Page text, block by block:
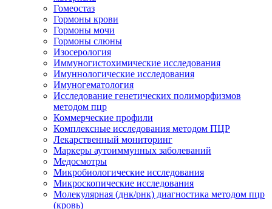
Гомеостаз
Гормоны крови
Гормоны мочи
Гормоны слюны
Изосерология
Иммуногистохимические исследования
Имуннологические исследования
Имуногематология
Исследование генетических полиморфизмов
методом пцр
Коммерческие профили
Комплексные исследования методом ПЦР
Лекарственный мониторинг
Маркеры аутоиммунных заболеваний
Медосмотры
Микробиологические исследования
Микроскопические исследования
Молекулярная (днк/рнк) диагностика методом пцр
(кровь)